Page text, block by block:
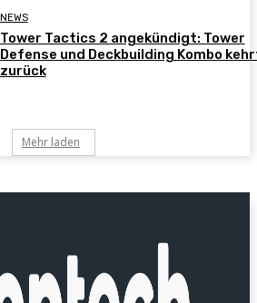
NEWS
Tower Tactics 2 angekündigt: Tower
Defense und Deckbuilding Kombo
zurück
Mehr laden